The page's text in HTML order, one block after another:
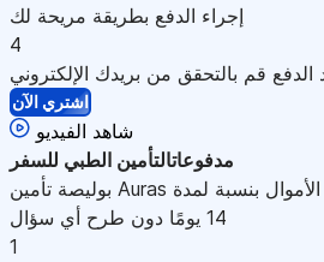
إجراء الدفع بطريقة مريحة لك
4
الدفع قم بالتحقق من بريدك الإلكتروني
اشتري الآن
شاهد الفيديو
مدفوعاتالتأمين الطبي للسفر
بوليصة تأمين Auras مدعومة بضمان استرداد الأموال بنسبة لمدة
14 يومًا دون طرح أي سؤال
1